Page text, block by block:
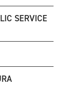
SERVICE